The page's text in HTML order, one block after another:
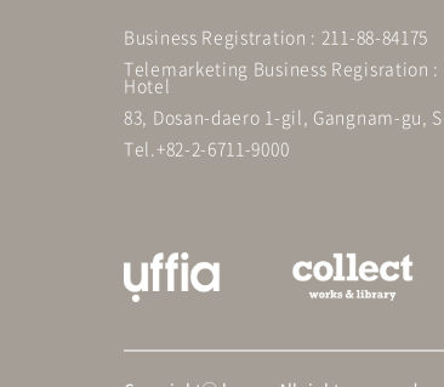
Business Registration : 211-88-84175
Telemarketing Business Regisration :
Hotel
83, Dosan-daero 1-gil, Gangnam-gu,
Tel.+82-2-6711-9000